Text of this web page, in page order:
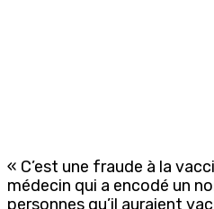
« C’est une fraude à la
médecin qui a encodé un
personnes qu’il auraient